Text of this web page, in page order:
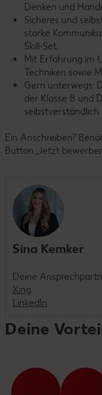
Denken und
Sicheres und
starke
Skill-Set.
Mit Erfahrung im
Techniken sowie
Gern unterwegs:
der Klasse B und
selbstverständlich.
Ein Anschreiben?
Button „Jetzt
Sina Kemker
Deine
Xing
LinkedIn
Deine